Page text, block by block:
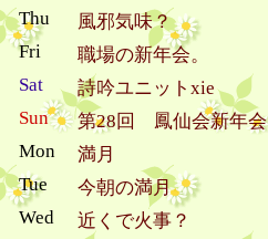
Thu
風邪気味？
Fri
職場の新年会。
Sat
詩吟ユニットxie
Sun
第28回 鳳仙会新年会
Mon
満月
Tue
今朝の満月
Wed
近くで火事？